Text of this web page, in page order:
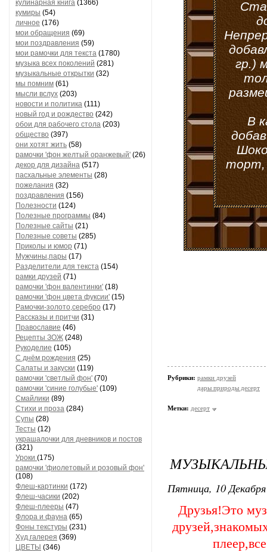
кулинарная книга (1366)
кумиры (54)
личное (176)
мои обращения (69)
мои поздравления (59)
мои рамочки для текста (1780)
музыка всех поколений (281)
музыкальные открытки (32)
мы помним (61)
мысли вслух (203)
новости и политика (111)
новый год и рождество (242)
обои для рабочего стола (203)
общество (397)
они хотят жить (58)
рамочки 'фон желтый оранжевый' (26)
декор для дизайна (517)
пасхальные элементы (28)
пожелания (32)
поздравления (156)
Полезности (124)
Полезные программы (84)
Полезные сайты (21)
Полезные советы (285)
Приколы и юмор (71)
Мужчины,пары (17)
Разделители для текста (154)
рамки друзей (71)
рамочки 'фон валентинки' (18)
рамочки 'фон цвета фуксии' (15)
Рамочки-золото,серебро (17)
Рассказы и притчи (31)
Православие (46)
Рецепты ЗОЖ (248)
Рукоделие (105)
С днём рождения (25)
Салаты и закуски (119)
рамочки 'светлый фон' (70)
рамочки 'синие голубые' (109)
Смайлики (89)
Стихи и проза (284)
Супы (28)
Тесты (12)
украшалочки для дневников и постов
(321)
Уроки (175)
рамочки 'фиолетовый и розовый фон'
(108)
Флеш-картинки (172)
Флеш-часики (202)
Флеш-плееры (47)
Флора и фауна (65)
Фоны текстуры (231)
Худ.галерея (369)
ЦВЕТЫ (346)
гр.)
В
торт,
background="//
background="//
src="//
src="//
height="92" alt="
style: italic;
Рубрики: рамки друзей
дары природы десерт
Метки: десерт
Пятница, 10
Друзья!Это